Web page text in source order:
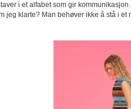
i et alfabet som gir
jeg klarte? Man behøver ikke å stå i et